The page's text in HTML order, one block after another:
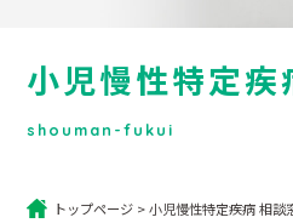
小児慢性特定疾
shouman-fukui
トップページ >小児慢性特定疾病 相談